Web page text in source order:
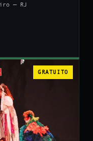
— RJ
GRATUITO